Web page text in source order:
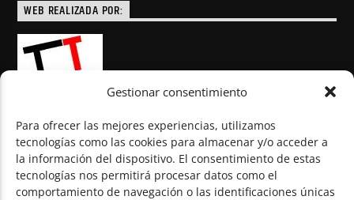
Gestionar consentimiento
Para ofrecer las mejores experiencias, utilizamos
tecnologías como las cookies para almacenar y/o acceder a
la información del dispositivo. El consentimiento de estas
tecnologías nos permitirá procesar datos como el
comportamiento de navegación o las identificaciones únicas
WEB REALIZADA POR:
© Todos los derechos reservados